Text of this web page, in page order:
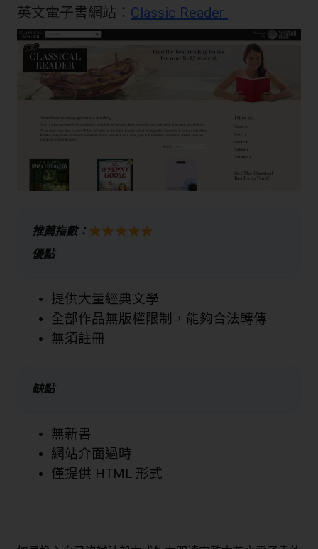
英文電子書網站： Classic Reader
推薦指數：
優點
提供大量經典文學
全部作品無版權限制，能夠合法轉傳
無須註冊
缺點
無新書
網站介面過時
僅提供 HTML 形式